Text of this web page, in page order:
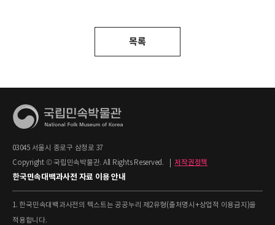
목록
03045 서울시 종로구 삼청로 37
Copyright © 국립민속박물관. All Rights Reserved.
저작권정책
한국민속대백과사전 자료 이용 안내
1. 한국민속대백과사전의 텍스트는 공공누리 제2유형(출처명시+상업적 이용금지)을
적용합니다.